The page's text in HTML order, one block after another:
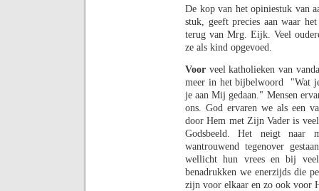
De kop van het opiniestuk van
stuk, geeft precies aan waar
terug van Mrg. Eijk. Veel
ze als kind opgevoed.
Voor veel katholieken van
meer in het bijbelwoord
"Wat
je aan Mij gedaan." Mensen
ons. God ervaren we als een
door Hem met Zijn Vader is
Godsbeeld. Het neigt naar
wantrouwend tegenover
wellicht hun vrees en bij veel
benadrukken we enerzijds die
zijn voor elkaar en zo ook voor